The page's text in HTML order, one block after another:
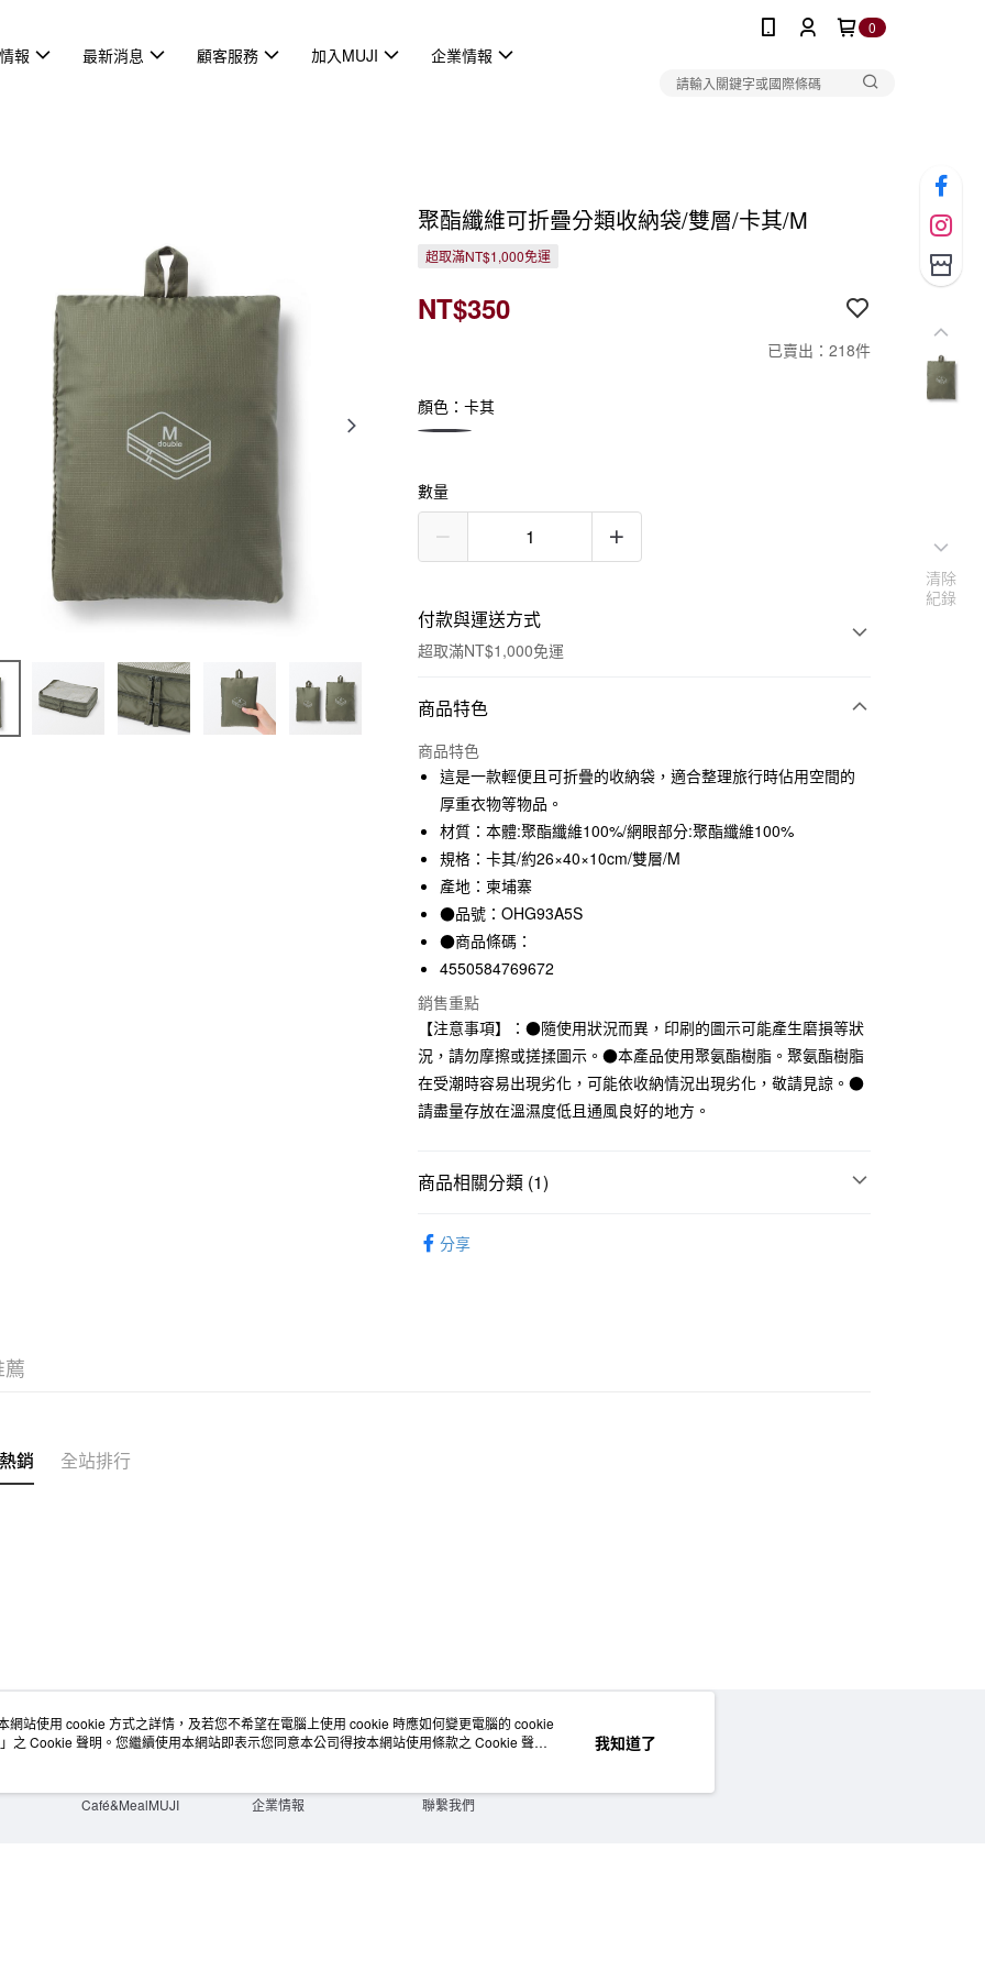
0
報 最新消息 顧客服務 加入MUJI 企業情報
聚酯纖維可折疊分類收納袋/雙層/卡其/M
超取滿NT$1,000免運
NT$350
已賣出：218件
顏色：卡其
數量
付款與運送方式
超取滿NT$1,000免運
付款方式
信用卡一次付款
信用卡分期付款
3 期 0 利率 每期NT$116 21家銀行
合作金庫商業銀行
第一商業銀行
華南商業銀行
上海商業儲蓄銀行
國泰世華商業銀行
臺灣中小企業銀行
匯豐（台灣）商業銀行
聯邦商業銀行
元大商業銀行
永豐商業銀行
台新國際商業銀行
中國信託商業銀行
台灣樂天信用卡公司
超商取貨付款
LINE Pay
Apple Pay
悠遊付
運送方式
每筆NT$65，滿NT$1,000(含以上)免運費
每筆NT$65，滿NT$1,000(含以上)免運費
商品特色
商品特色
這是一款輕便且可折疊的收納袋，適合整理旅行時佔用空間的
厚重衣物等物品。
材質：本體:聚酯纖維100%/網眼部分:聚酯纖維100%
規格：卡其/約26×40×10cm/雙層/M
產地：柬埔寨
●品號：OHG93A5S
●商品條碼：
4550584769672
銷售重點
【注意事項】：●隨使用狀況而異，印刷的圖示可能產生磨損等狀
況，請勿摩擦或搓揉圖示。●本產品使用聚氨酯樹脂。聚氨酯樹脂
在受潮時容易出現劣化，可能依收納情況出現劣化，敬請見諒。●
請盡量存放在溫濕度低且通風良好的地方。
商品相關分類 (1)
分享
銷 全站排行
店舖情報
門市服務
Café&MealMUJI
空間改造企劃服務
大宗採購
企業情報
會員服務
人才招募
聯繫我們
清除
紀錄
網站使用 cookie 方式之詳情，及若您不希望在電腦上使用 cookie 時應如何變更電腦的 cookie
」之 Cookie 聲明。您繼續使用本網站即表示您同意本公司得按本網站使用條款之 Cookie 聲明
我知道了